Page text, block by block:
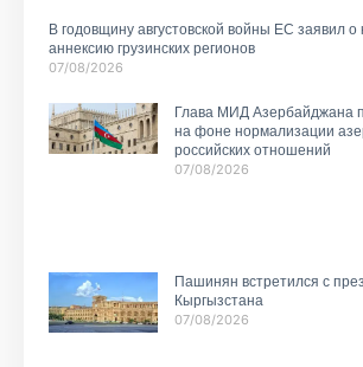
В годовщину августовской войны ЕС заявил о
аннексию грузинских регионов
07/08/2026
Глава МИД Азербайджана
на фоне нормализации
российских отношений
07/08/2026
Пашинян встретился с
Кыргызстана
07/08/2026